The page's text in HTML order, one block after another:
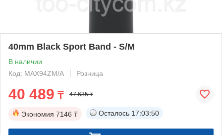
40mm Black Sport Band - S/M
В наличии
Код: MAX94ZM/A
Розница
40 489 ₸ 47 635 ₸
Экономия 7146 ₸ Осталось 17:03:50